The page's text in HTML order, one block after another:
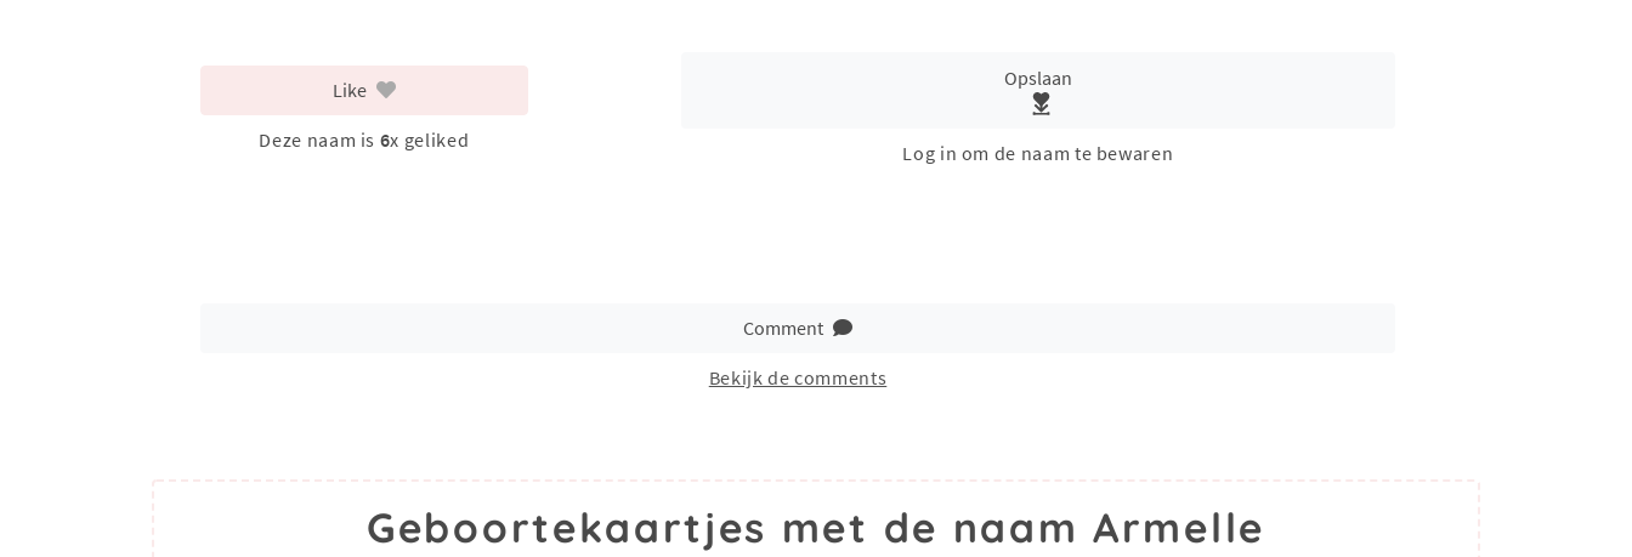
Like
Deze naam is 6x geliked
Opslaan
Log in om de naam te bewaren
Comment
Bekijk de comments
Geboortekaartjes met de naam Armelle